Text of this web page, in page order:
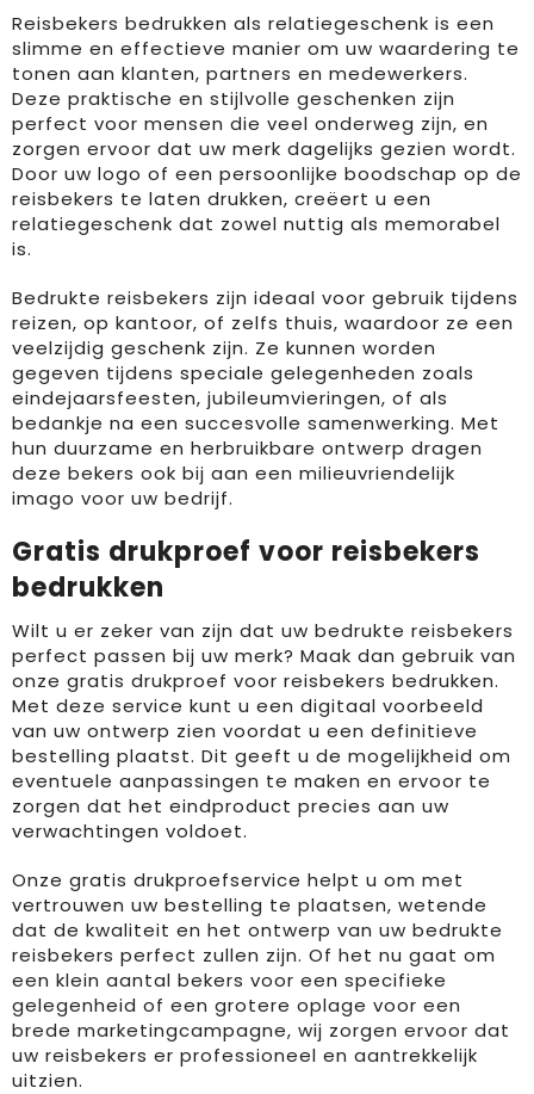
Reisbekers bedrukken als relatiegeschenk is een
slimme en effectieve manier om uw waardering te
tonen aan klanten, partners en medewerkers.
Deze praktische en stijlvolle geschenken zijn
perfect voor mensen die veel onderweg zijn, en
zorgen ervoor dat uw merk dagelijks gezien wordt.
Door uw logo of een persoonlijke boodschap op de
reisbekers te laten drukken, creëert u een
relatiegeschenk dat zowel nuttig als memorabel
is.
Bedrukte reisbekers zijn ideaal voor gebruik tijdens
reizen, op kantoor, of zelfs thuis, waardoor ze een
veelzijdig geschenk zijn. Ze kunnen worden
gegeven tijdens speciale gelegenheden zoals
eindejaarsfeesten, jubileumvieringen, of als
bedankje na een succesvolle samenwerking. Met
hun duurzame en herbruikbare ontwerp dragen
deze bekers ook bij aan een milieuvriendelijk
imago voor uw bedrijf.
Gratis drukproef voor reisbekers
bedrukken
Wilt u er zeker van zijn dat uw bedrukte reisbekers
perfect passen bij uw merk? Maak dan gebruik van
onze gratis drukproef voor reisbekers bedrukken.
Met deze service kunt u een digitaal voorbeeld
van uw ontwerp zien voordat u een definitieve
bestelling plaatst. Dit geeft u de mogelijkheid om
eventuele aanpassingen te maken en ervoor te
zorgen dat het eindproduct precies aan uw
verwachtingen voldoet.
Onze gratis drukproefservice helpt u om met
vertrouwen uw bestelling te plaatsen, wetende
dat de kwaliteit en het ontwerp van uw bedrukte
reisbekers perfect zullen zijn. Of het nu gaat om
een klein aantal bekers voor een specifieke
gelegenheid of een grotere oplage voor een
brede marketingcampagne, wij zorgen ervoor dat
uw reisbekers er professioneel en aantrekkelijk
uitzien.